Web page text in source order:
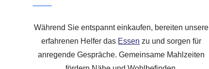
Während Sie entspannt einkaufen, bereiten unsere
erfahrenen Helfer das Essen zu und sorgen für
anregende Gespräche. Gemeinsame Mahlzeiten